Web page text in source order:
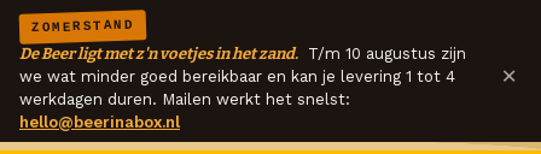
ZOMERSTAND
De Beer ligt met z'n voetjes in het zand. T/m 10 augustus zijn
we wat minder goed bereikbaar en kan je levering 1 tot 4
werkdagen duren. Mailen werkt het snelst:
hello@beerinabox.nl
×